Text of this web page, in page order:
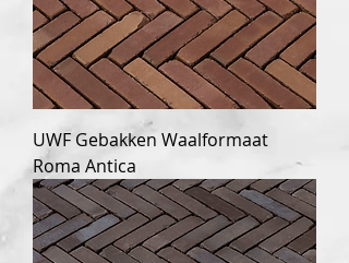
UWF Gebakken Waalformaat
Roma Antica